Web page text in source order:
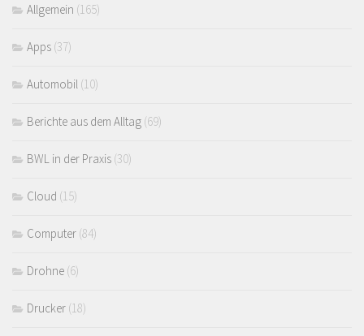
Allgemein (165)
Apps (37)
Automobil (10)
Berichte aus dem Alltag (69)
BWL in der Praxis (30)
Cloud (15)
Computer (84)
Drohne (6)
Drucker (18)